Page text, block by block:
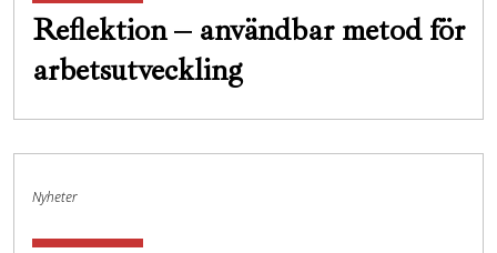
Reflektion – användbar metod för
arbetsutveckling
Nyheter